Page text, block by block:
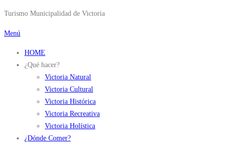
Saltar
contenido
Turismo Municipalidad de Victoria
Menú
HOME
¿Qué hacer?
Victoria Natural
Victoria Cultural
Victoria Histórica
Victoria Recreativa
Victoria Holística
¿Dónde Comer?